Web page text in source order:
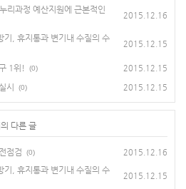
리과정 예산지원에 근본적인
2015.12.16
기, 휴지통과 변기내 수질의 수
2015.12.15
1위! (0) 2015.12.15
시 (0) 2015.12.15
다른 글
점검 (0) 2015.12.16
기, 휴지통과 변기내 수질의 수
2015.12.15